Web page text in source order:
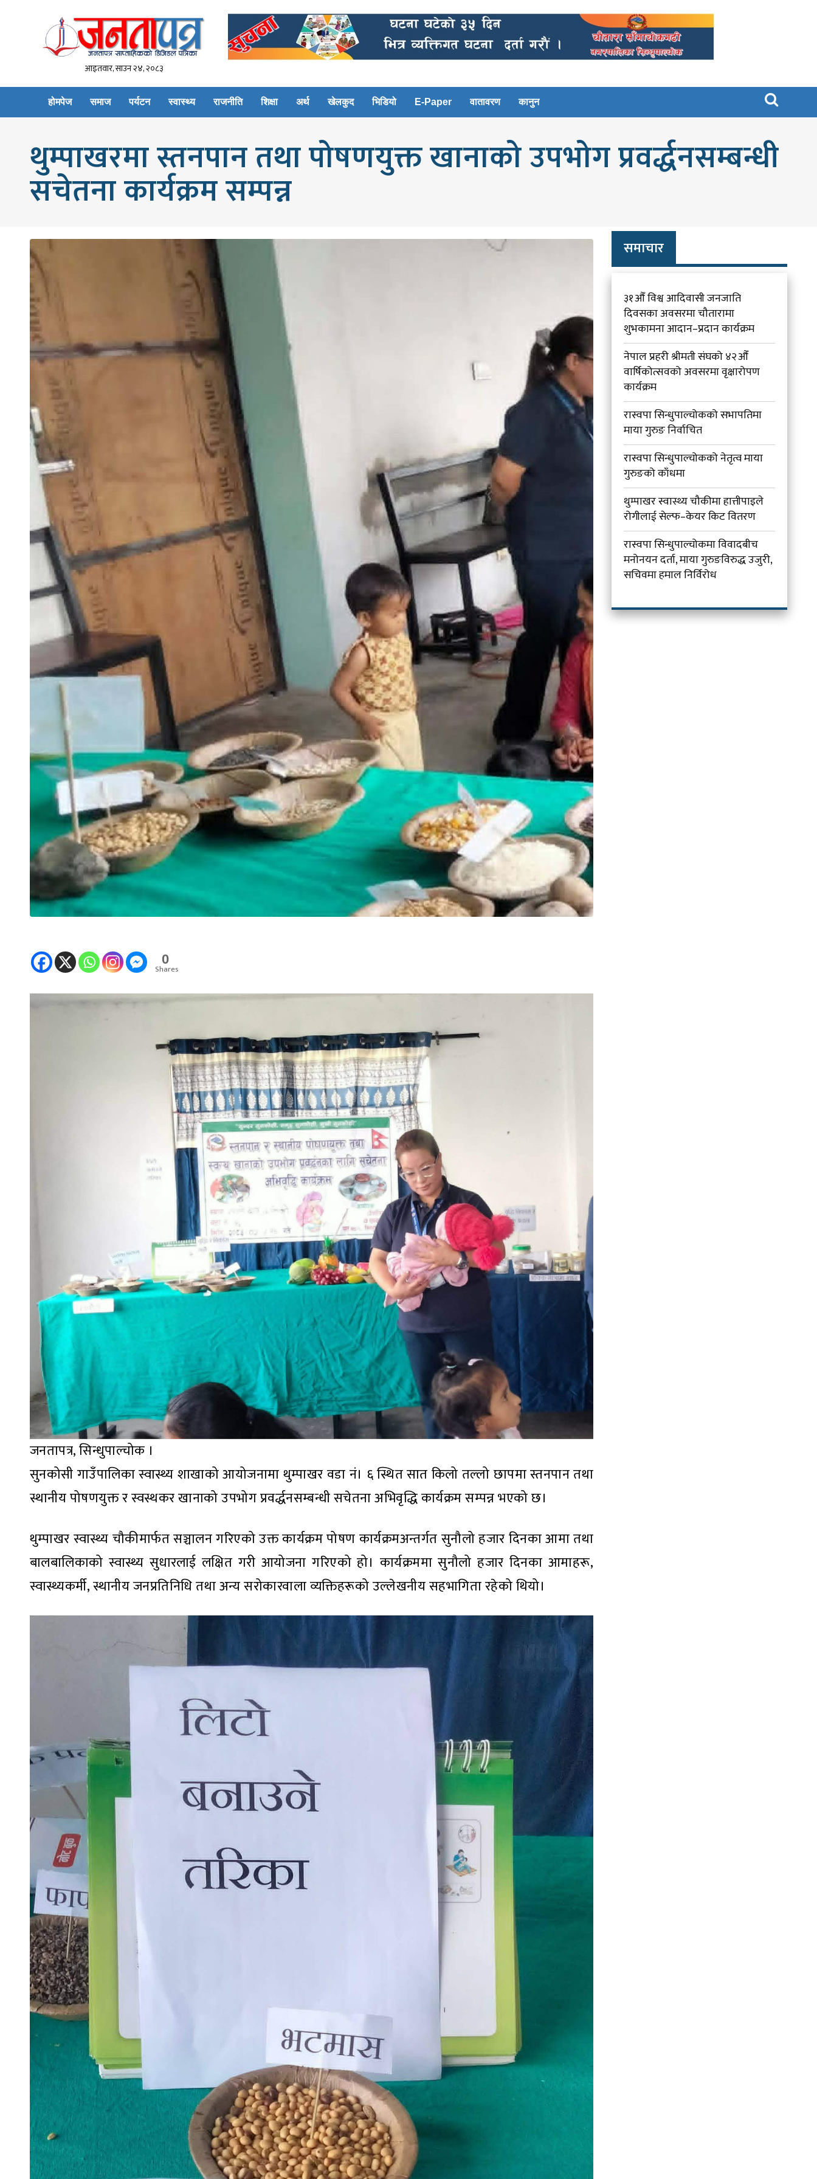
आइतवार, साउन २४, २०८३
होमपेज समाज पर्यटन स्वास्थ्य राजनीति शिक्षा अर्थ खेलकुद भिडियो E-Paper वातावरण कानुन 
थुम्पाखरमा स्तनपान तथा पोषणयुक्त खानाको उपभोग प्रवर्द्धनसम्बन्धी
सचेतना कार्यक्रम सम्पन्न
0
Shares
जनतापत्र, सिन्धुपाल्चोक ।
सुनकोसी गाउँपालिका स्वास्थ्य शाखाको आयोजनामा थुम्पाखर वडा नं। ६ स्थित सात किलो तल्लो छापमा स्तनपान तथा
स्थानीय पोषणयुक्त र स्वस्थकर खानाको उपभोग प्रवर्द्धनसम्बन्धी सचेतना अभिवृद्धि कार्यक्रम सम्पन्न भएको छ।
थुम्पाखर स्वास्थ्य चौकीमार्फत सञ्चालन गरिएको उक्त कार्यक्रम पोषण कार्यक्रमअन्तर्गत सुनौलो हजार दिनका आमा तथा
बालबालिकाको स्वास्थ्य सुधारलाई लक्षित गरी आयोजना गरिएको हो। कार्यक्रममा सुनौलो हजार दिनका आमाहरू,
स्वास्थ्यकर्मी, स्थानीय जनप्रतिनिधि तथा अन्य सरोकारवाला व्यक्तिहरूको उल्लेखनीय सहभागिता रहेको थियो।
समाचार
३१औँ विश्व आदिवासी जनजाति
दिवसका अवसरमा चौतारामा
शुभकामना आदान–प्रदान कार्यक्रम
नेपाल प्रहरी श्रीमती संघको ४२औँ
वार्षिकोत्सवको अवसरमा वृक्षारोपण
कार्यक्रम
रास्वपा सिन्धुपाल्चोकको सभापतिमा
माया गुरुङ निर्वाचित
रास्वपा सिन्धुपाल्चोकको नेतृत्व माया
गुरुङको काँधमा
थुम्पाखर स्वास्थ्य चौकीमा हात्तीपाइले
रोगीलाई सेल्फ–केयर किट वितरण
रास्वपा सिन्धुपाल्चोकमा विवादबीच
मनोनयन दर्ता, माया गुरुङविरुद्ध उजुरी,
सचिवमा हमाल निर्विरोध